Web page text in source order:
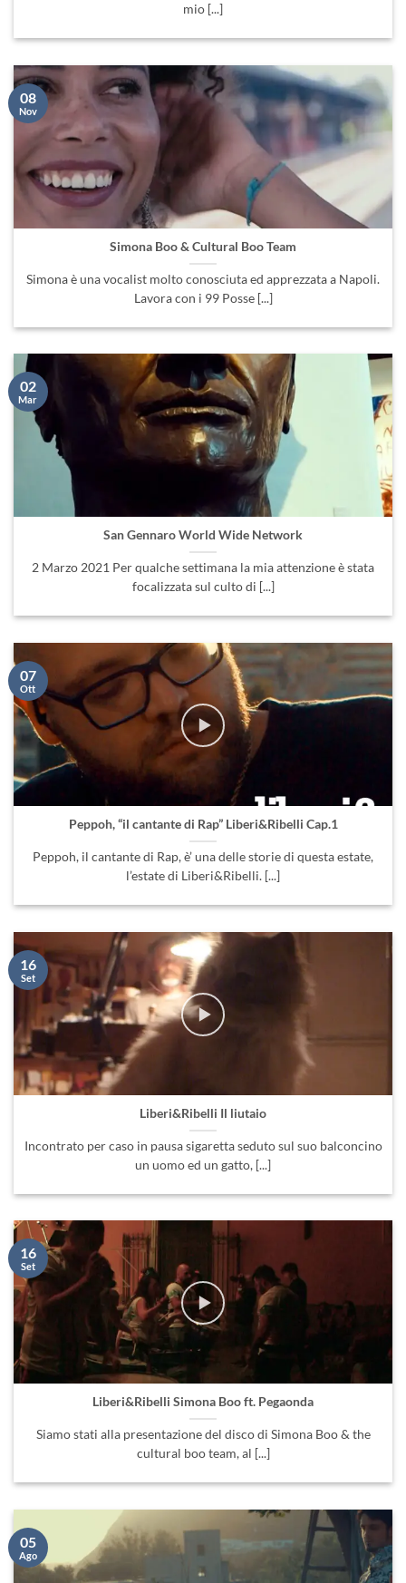
mio [...]
Simona Boo & Cultural Boo Team
Simona è una vocalist molto conosciuta ed apprezzata a Napoli.
Lavora con i 99 Posse [...]
08
Nov
San Gennaro World Wide Network
2 Marzo 2021 Per qualche settimana la mia attenzione è stata
focalizzata sul culto di [...]
02
Mar
Peppoh, “il cantante di Rap” Liberi&Ribelli Cap.1
Peppoh, il cantante di Rap, è’ una delle storie di questa estate,
l’estate di Liberi&Ribelli. [...]
07
Ott
Liberi&Ribelli Il liutaio
Incontrato per caso in pausa sigaretta seduto sul suo balconcino
un uomo ed un gatto, [...]
16
Set
Liberi&Ribelli Simona Boo ft. Pegaonda
Siamo stati alla presentazione del disco di Simona Boo & the
cultural boo team, al [...]
16
Set
05
Ago